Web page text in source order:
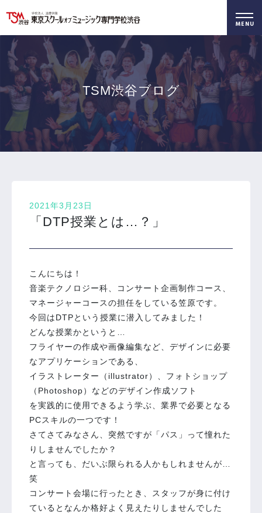
学科・専攻 資料請求 オープンキャンパス
TSM渋谷ブログ
2021年3月23日
「DTP授業とは…？」
こんにちは！
音楽テクノロジー科、コンサート企画制作コース、
マネージャーコースの担任をしている笠原です。
今回はDTPという授業に潜入してみました！
どんな授業かというと…
フライヤーの作成や画像編集など、デザインに必要
なアプリケーションである、
イラストレーター（illustrator）、フォトショップ
（Photoshop）などのデザイン作成ソフト
を実践的に使用できるよう学ぶ、業界で必要となる
PCスキルの一つです！
さてさてみなさん、突然ですが「パス」って憧れた
りしませんでしたか？
と言っても、だいぶ限られる人かもしれませんが…
笑
コンサート会場に行ったとき、スタッフが身に付け
ているとなんか格好よく見えたりしませんでした